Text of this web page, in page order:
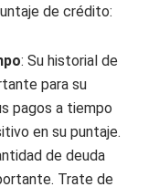
de crédito:
: Su historial de
para su
pagos a tiempo
en su puntaje.
de deuda
Trate de